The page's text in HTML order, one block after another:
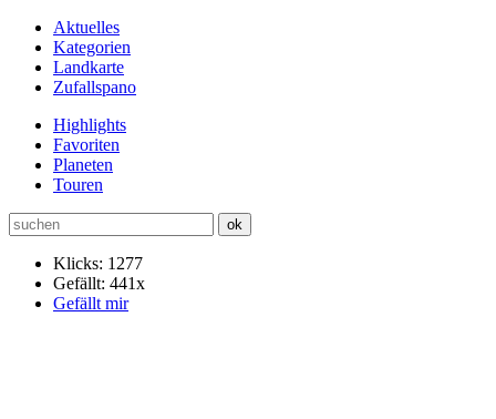
Aktuelles
Kategorien
Landkarte
Zufallspano
Highlights
Favoriten
Planeten
Touren
Klicks: 1277
Gefällt: 441x
Gefällt mir